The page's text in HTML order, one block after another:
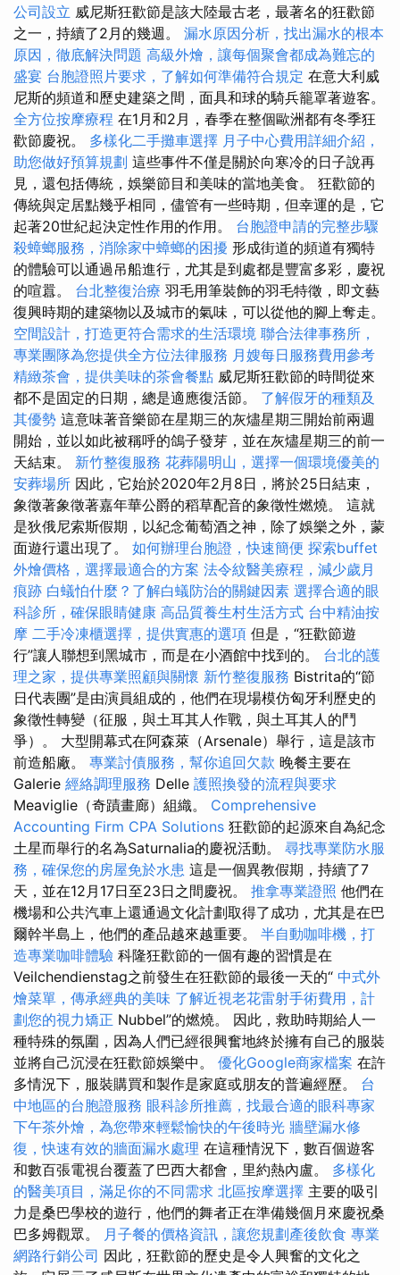
公司設立 威尼斯狂歡節是該大陸最古老，最著名的狂歡節
之一，持續了2月的幾週。 漏水原因分析，找出漏水的根本
原因，徹底解決問題 高級外燴，讓每個聚會都成為難忘的
盛宴 台胞證照片要求，了解如何準備符合規定 在意大利威
尼斯的頻道和歷史建築之間，面具和球的騎兵籠罩著遊客。
全方位按摩療程 在1月和2月，春季在整個歐洲都有冬季狂
歡節慶祝。 多樣化二手攤車選擇 月子中心費用詳細介紹，
助您做好預算規劃 這些事件不僅是關於向寒冷的日子說再
見，還包括傳統，娛樂節目和美味的當地美食。 狂歡節的
傳統與定居點幾乎相同，儘管有一些時期，但幸運的是，它
起著20世紀起決定性作用的作用。 台胞證申請的完整步驟
殺蟑螂服務，消除家中蟑螂的困擾 形成街道的頻道有獨特
的體驗可以通過吊船進行，尤其是到處都是豐富多彩，慶祝
的喧囂。 台北整復治療 羽毛用筆裝飾的羽毛特徵，即文藝
復興時期的建築物以及城市的氣味，可以從他的腳上奪走。
空間設計，打造更符合需求的生活環境 聯合法律事務所，
專業團隊為您提供全方位法律服務 月嫂每日服務費用參考
精緻茶會，提供美味的茶會餐點 威尼斯狂歡節的時間從來
都不是固定的日期，總是適應復活節。 了解假牙的種類及
其優勢 這意味著音樂節在星期三的灰燼星期三開始前兩週
開始，並以如此被稱呼的鴿子發芽，並在灰燼星期三的前一
天結束。 新竹整復服務 花葬陽明山，選擇一個環境優美的
安葬場所 因此，它始於2020年2月8日，將於25日結束，
象徵著象徵著嘉年華公爵的稻草配音的象徵性燃燒。 這就
是狄俄尼索斯假期，以紀念葡萄酒之神，除了娛樂之外，蒙
面遊行還出現了。 如何辦理台胞證，快速簡便 探索buffet
外燴價格，選擇最適合的方案 法令紋醫美療程，減少歲月
痕跡 白蟻怕什麼？了解白蟻防治的關鍵因素 選擇合適的眼
科診所，確保眼睛健康 高品質養生村生活方式 台中精油按
摩 二手冷凍櫃選擇，提供實惠的選項 但是，“狂歡節遊
行”讓人聯想到黑城市，而是在小酒館中找到的。 台北的護
理之家，提供專業照顧與關懷 新竹整復服務 Bistrita的“節
日代表團”是由演員組成的，他們在現場模仿匈牙利歷史的
象徵性轉變（征服，與土耳其人作戰，與土耳其人的鬥
爭）。 大型開幕式在阿森萊（Arsenale）舉行，這是該市
前造船廠。 專業討債服務，幫你追回欠款 晚餐主要在
Galerie 經絡調理服務 Delle 護照換發的流程與要求
Meaviglie（奇蹟畫廊）組織。 Comprehensive
Accounting Firm CPA Solutions 狂歡節的起源來自為紀念
土星而舉行的名為Saturnalia的慶祝活動。 尋找專業防水服
務，確保您的房屋免於水患 這是一個異教假期，持續了7
天，並在12月17日至23日之間慶祝。 推拿專業證照 他們在
機場和公共汽車上還通過文化計劃取得了成功，尤其是在巴
爾幹半島上，他們的產品越來越重要。 半自動咖啡機，打
造專業咖啡體驗 科隆狂歡節的一個有趣的習慣是在
Veilchendienstag之前發生在狂歡節的最後一天的“ 中式外
燴菜單，傳承經典的美味 了解近視老花雷射手術費用，計
劃您的視力矯正 Nubbel”的燃燒。 因此，救助時期給人一
種特殊的氛圍，因為人們已經很興奮地終於擁有自己的服裝
並將自己沉浸在狂歡節娛樂中。 優化Google商家檔案 在許
多情況下，服裝購買和製作是家庭或朋友的普遍經歷。 台
中地區的台胞證服務 眼科診所推薦，找最合適的眼科專家
下午茶外燴，為您帶來輕鬆愉快的午後時光 牆壁漏水修
復，快速有效的牆面漏水處理 在這種情況下，數百個遊客
和數百張電視台覆蓋了巴西大都會，里約熱內盧。 多樣化
的醫美項目，滿足你的不同需求 北區按摩選擇 主要的吸引
力是桑巴學校的遊行，他們的舞者正在準備幾個月來慶祝桑
巴多姆觀眾。 月子餐的價格資訊，讓您規劃產後飲食 專業
網路行銷公司 因此，狂歡節的歷史是令人興奮的文化之